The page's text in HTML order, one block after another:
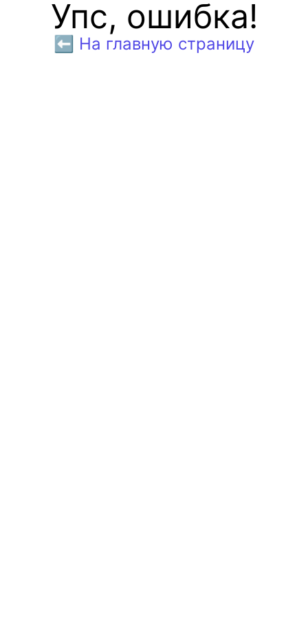
Упс, ошибка!
⬅️ На главную страницу